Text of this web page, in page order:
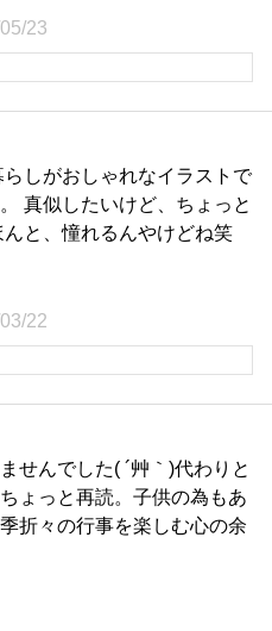
23
しがおしゃれなイラストで
真似したいけど、ちょっと
と、憧れるんやけどね笑
22
せんでした( ´艸｀)代わりと
ょっと再読。子供の為もあ
折々の行事を楽しむ心の余